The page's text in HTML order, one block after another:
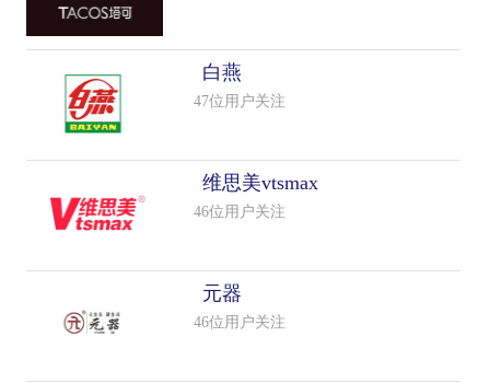
白燕
47位用户关注
维思美vtsmax
46位用户关注
元器
46位用户关注